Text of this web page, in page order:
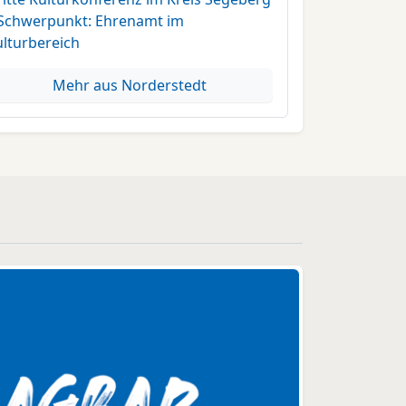
Ehrenamt im
Mehr aus Norderstedt